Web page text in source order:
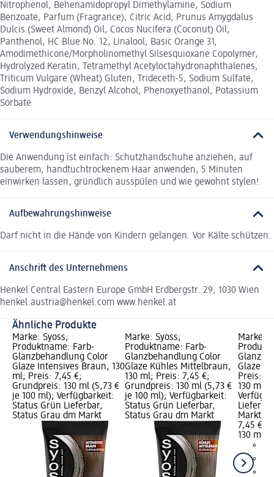
Nitrophenol, Behenamidopropyl Dimethylamine, Sodium
Benzoate, Parfum (Fragrance), Citric Acid, Prunus Amygdalus
Dulcis (Sweet Almond) Oil, Cocos Nucifera (Coconut) Oil,
Panthenol, HC Blue No. 12, Linalool, Basic Orange 31,
Amodimethicone/Morpholinomethyl Silsesquioxane Copolymer,
Hydrolyzed Keratin, Tetramethyl Acetyloctahydronaphthalenes,
Triticum Vulgare (Wheat) Gluten, Trideceth-5, Sodium Sulfate,
Sodium Hydroxide, Benzyl Alcohol, Phenoxyethanol, Potassium
Sorbate
Verwendungshinweise
Die Anwendung ist einfach: Schutzhandschuhe anziehen, auf
sauberem, handtuchtrockenem Haar anwenden, 5 Minuten
einwirken lassen, gründlich ausspülen und wie gewohnt stylen!
Aufbewahrungshinweise
Darf nicht in die Hände von Kindern gelangen. Vor Kälte schützen.
Anschrift des Unternehmens
Henkel Central Eastern Europe GmbH Erdbergstr. 29, 1030 Wien
henkel.austria@henkel.com www.henkel.at
Ähnliche Produkte
Marke: Syoss;
Produktname: Farb-
Glanzbehandlung Color
Glaze Intensives Braun, 130
ml; Preis: 7,45 €;
Grundpreis: 130 ml (5,73 €
je 100 ml); Verfügbarkeit:
Status Grün Lieferbar,
Status Grau dm Markt
Marke: Syoss;
Produktname: Farb-
Glanzbehandlung Color
Glaze Kühles Mittelbraun,
130 ml; Preis: 7,45 €;
Grundpreis: 130 ml (5,73 €
je 100 ml); Verfügbarkeit:
Status Grün Lieferbar,
Status Grau dm Markt
Marke:
Glaze
Preis:
130 ml
Markt
7,45 €
130 ml